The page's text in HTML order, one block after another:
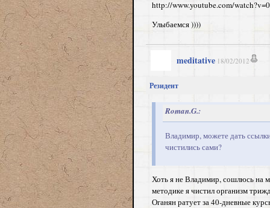
http://www.youtube.com/
Улыбаемся ))))
meditative 18/02/2012
Резидент
Roman.G.:
Владимир, можете дать
чистились сами?
Хоть я не Владимир, сошлюсь на
методике я чистил организм
Оганян ратует за 40-дневные